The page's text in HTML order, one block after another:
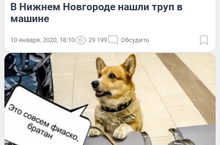
В Нижнем Новгороде нашли труп в
машине
10 января, 2020, 18:10 29 199 Обсудить